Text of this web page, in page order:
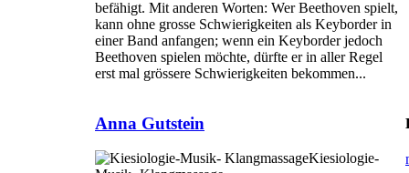
befähigt. Mit anderen Worten: Wer Beethoven spielt,
kann ohne grosse Schwierigkeiten als Keyborder in
einer Band anfangen; wenn ein Keyborder jedoch
Beethoven spielen möchte, dürfte er in aller Regel
erst mal grössere Schwierigkeiten bekommen...
Anna Gutstein
Kiesiologie-